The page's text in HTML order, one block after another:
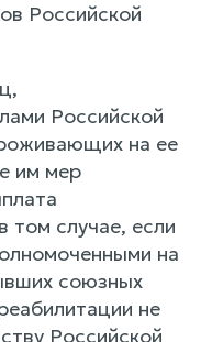
Российской
Российской
на ее
им мер
том случае, если
на
союзных
не
Российской